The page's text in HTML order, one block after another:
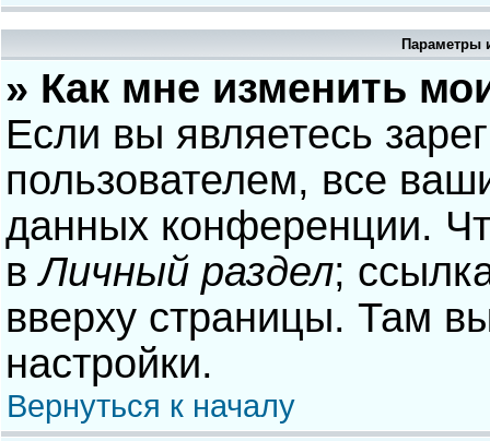
Параметры
» Как мне изменить
Если вы являетесь
пользователем, все
данных конференции.
вЛичный раздел;
вверху страницы. Там
настройки.
Вернуться к началу